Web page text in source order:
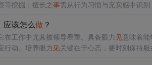
等挖掘；擅长之事需从行为习惯与充实感中识别
应该怎么做 ？
工作中尤其被领导看重。具备眼力 见意味着能
行动。培养眼力 见关键在于心态，要时刻保持